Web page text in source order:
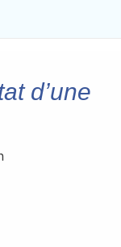
d’une